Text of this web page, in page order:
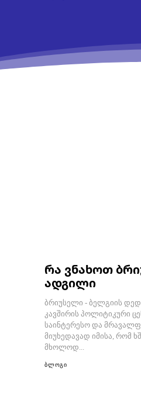
რა ვნახოთ
ადგილი
ბრიუსელი - ბელგიის
კავშირის პოლიტიკური
საინტერესო და
მიუხედავად იმისა, რომ
მხოლოდ...
ბლოგი